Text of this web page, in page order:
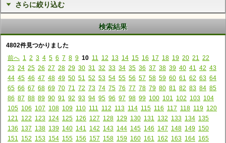
さらに絞り込む
検索結果
4802件見つかりました
前へ 1 2 3 4 5 6 7 8 9 10 11 12 13 14 15 16 17 18 19 20 21
22
23 24 25 26 27 28 29 30 31 32 33 34 35 36 37 38 39 40 41 42 43
44 45 46 47 48 49 50 51 52 53 54 55 56 57 58 59 60 61 62 63 64
65 66 67 68 69 70 71 72 73 74 75 76 77 78 79 80 81 82 83 84 85
86 87 88 89 90 91 92 93 94 95 96 97 98 99 100 101 102 103 104
105 106 107 108 109 110 111 112 113 114 115 116 117 118 119 120
121
122 123 124 125 126 127 128 129 130 131 132 133 134 135
136 137 138 139 140 141 142 143 144 145 146 147 148 149 150
151
152 153 154 155 156 157 158 159 160 161 162 163 164 165